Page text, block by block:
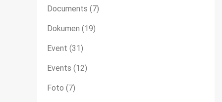
Documents (7)
Dokumen (19)
Event (31)
Events (12)
Foto (7)